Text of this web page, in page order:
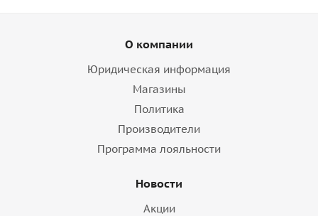
О компании
Юридическая информация
Магазины
Политика
Производители
Программа лояльности
Новости
Акции